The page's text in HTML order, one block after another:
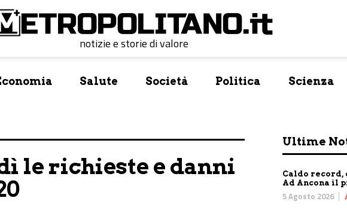
notizie e storie di valore
Salute Società Politica Scienza
le richieste e danni
Ultime
Caldo record,
Ad Ancona il
5 Agosto 2026